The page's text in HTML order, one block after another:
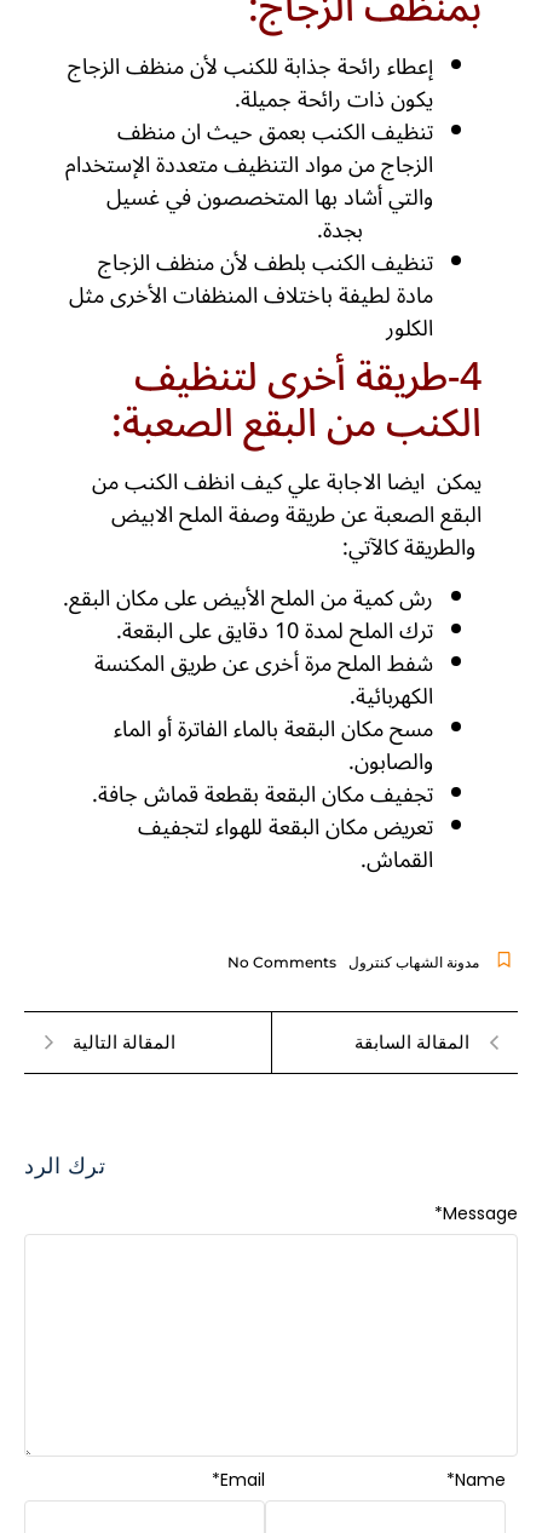
إعطاء رائحة جذابة للكنب لأن منظف الزجاج
يكون ذات رائحة جميلة.
تنظيف الكنب بعمق حيث ان منظف
الزجاج من مواد التنظيف متعددة الإستخدام
والتي أشاد بها المتخصصون في غسيل
بجدة.
تنظيف الكنب بلطف لأن منظف الزجاج
مادة لطيفة باختلاف المنظفات الأخرى مثل
الكلور
4-طريقة أخرى لتنظيف
الكنب من البقع الصعبة:
يمكن ايضا الاجابة علي كيف انظف الكنب من
البقع الصعبة عن طريقة وصفة الملح الابيض
والطريقة كالآتي:
رش كمية من الملح الأبيض على مكان البقع.
ترك الملح لمدة 10 دقايق على البقعة.
شفط الملح مرة أخرى عن طريق المكنسة
الكهربائية.
مسح مكان البقعة بالماء الفاترة أو الماء
والصابون.
تجفيف مكان البقعة بقطعة قماش جافة.
تعريض مكان البقعة للهواء لتجفيف
القماش.
مدونة الشهاب كنترول
المقالة السابقة المقالة التالية
ترك الرد
Message
*
Name
*
Email
*